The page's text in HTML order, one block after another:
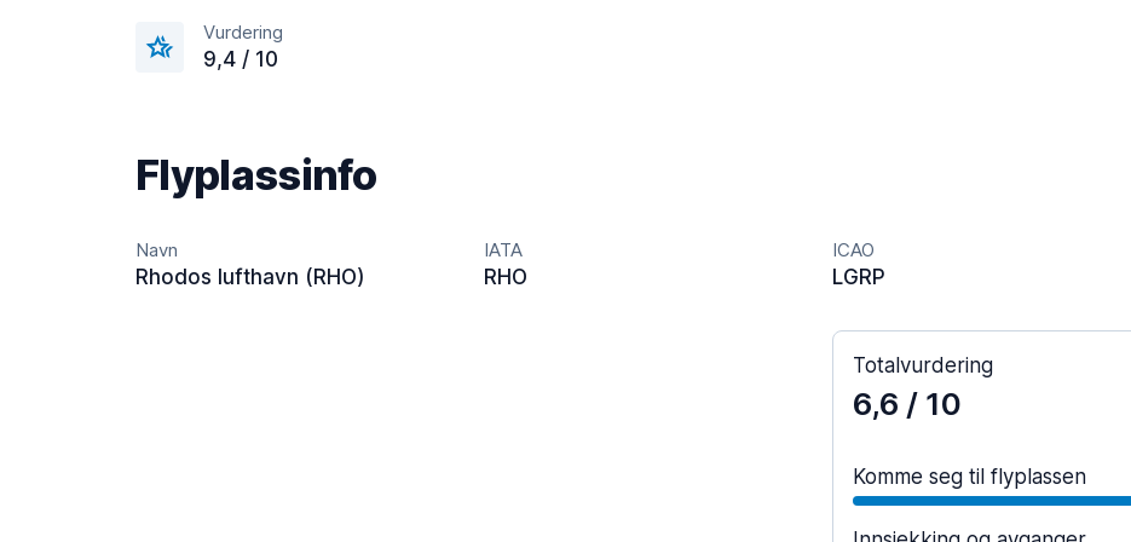
Vurdering
9,4 / 10
Flyplassinfo
Navn
Rhodos lufthavn (RHO)
IATA
RHO
ICAO
LGRP
Totalvurdering
6,6 / 10
Komme seg til flyplassen